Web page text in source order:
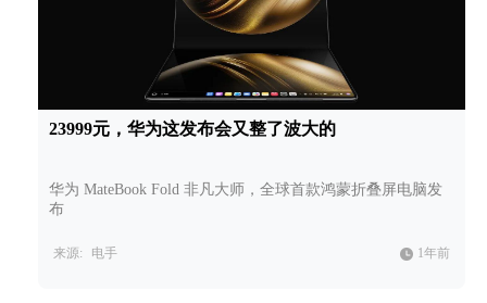
23999元，华为这发布会又整了波大的
华为 MateBook Fold 非凡大师，全球首款鸿蒙折叠屏电脑发
布
来源: 电手 1年前